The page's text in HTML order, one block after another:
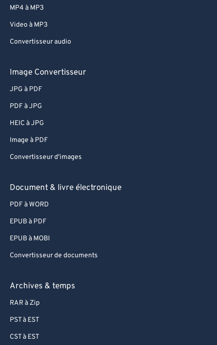
MP4 à MP3
Video à MP3
Convertisseur audio
Image Convertisseur
JPG à PDF
PDF à JPG
HEIC à JPG
Image à PDF
Convertisseur d'images
Document & livre électronique
PDF à WORD
EPUB à PDF
EPUB à MOBI
Convertisseur de documents
Archives & temps
RAR à Zip
PST à EST
CST à EST